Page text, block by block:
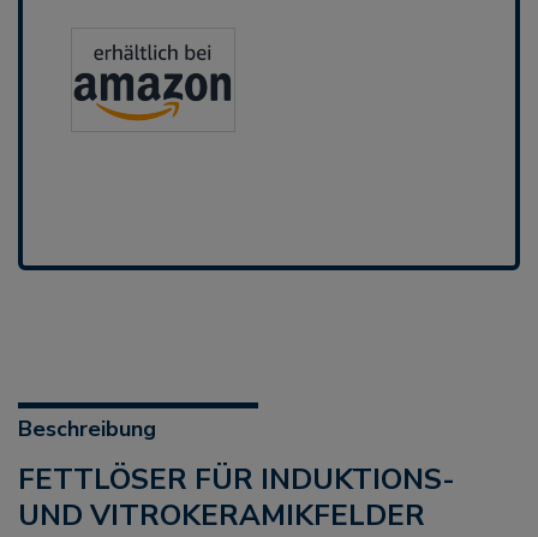
Beschreibung
FETTLÖSER FÜR INDUKTIONS-
UND VITROKERAMIKFELDER